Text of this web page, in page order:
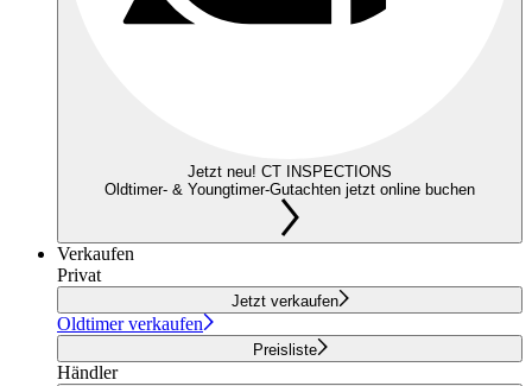
Jetzt neu! CT INSPECTIONS
Oldtimer- & Youngtimer-Gutachten jetzt online buchen
Verkaufen
Privat
Jetzt verkaufen
Oldtimer verkaufen
Preisliste
Händler